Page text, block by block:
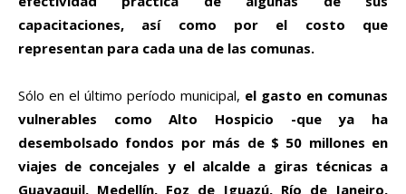
capacitaciones, así como por el costo que
representan para cada una de las comunas.
Sólo en el último período municipal, el gasto en comunas
vulnerables como Alto Hospicio -que ya ha
desembolsado fondos por más de $ 50 millones en
viajes de concejales y el alcalde a giras técnicas a
Guayaquil, Medellín, Foz de Iguazú, Río de Janeiro,